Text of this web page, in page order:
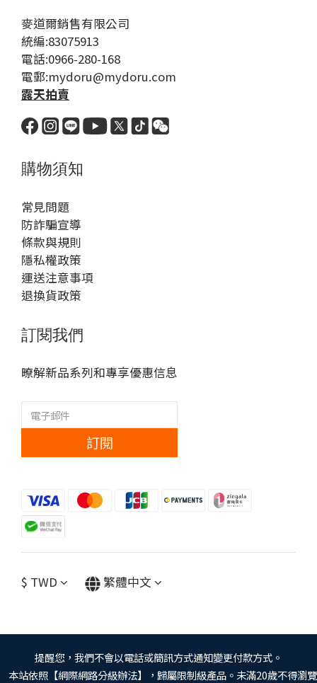
麥道爾銷售有限公司
統編:83075913
電話:0966-280-168
電郵:mydoru@mydoru.com
露天拍賣
購物須知
常見問題
防詐騙宣導
條款與規則
隱私權政策
運送注意事項
退換貨政策
訂閱我們
暸解新品系列和專享優惠信息
訂閱
$ TWD 繁體中文
提醒您，我們不會以電話或簡訊方式通知變更付款方式。
本站依照【網際網路分級辦法】，歸屬限制級產品。未滿20歲不得瀏覽